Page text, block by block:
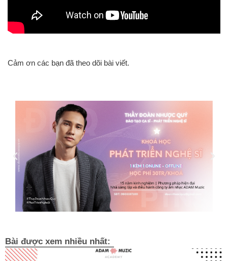
Cảm ơn các bạn đã theo dõi bài viết.
Bài được xem nhiều nhất: